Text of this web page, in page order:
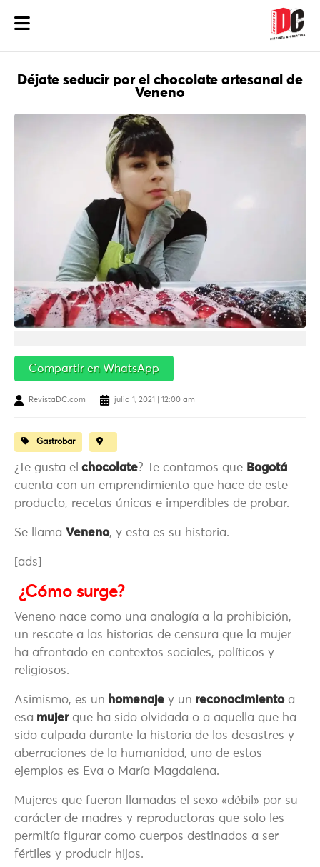
Déjate seducir por el chocolate artesanal de
Veneno
Compartir en WhatsApp
RevistaDC.com julio 1, 2021 | 12:00 am
Gastrobar
¿Te gusta el chocolate? Te contamos que Bogotá
cuenta con un emprendimiento que hace de este
producto, recetas únicas e imperdibles de probar.
Se llama Veneno, y esta es su historia.
[ads]
¿Cómo surge?
Veneno nace como una analogía a la prohibición,
un rescate a las historias de censura que la mujer
ha afrontado en contextos sociales, políticos y
religiosos.
Asimismo, es un homenaje y un reconocimientoa
esa mujerque ha sido olvidada o a aquella que ha
sido culpada durante la historia de los desastres y
aberraciones de la humanidad, uno de estos
ejemplos es Eva o María Magdalena.
Mujeres que fueron llamadas el sexo «débil» por su
carácter de madres y reproductoras que solo les
permitía figurar como cuerpos destinados a ser
fértiles y producir hijos.